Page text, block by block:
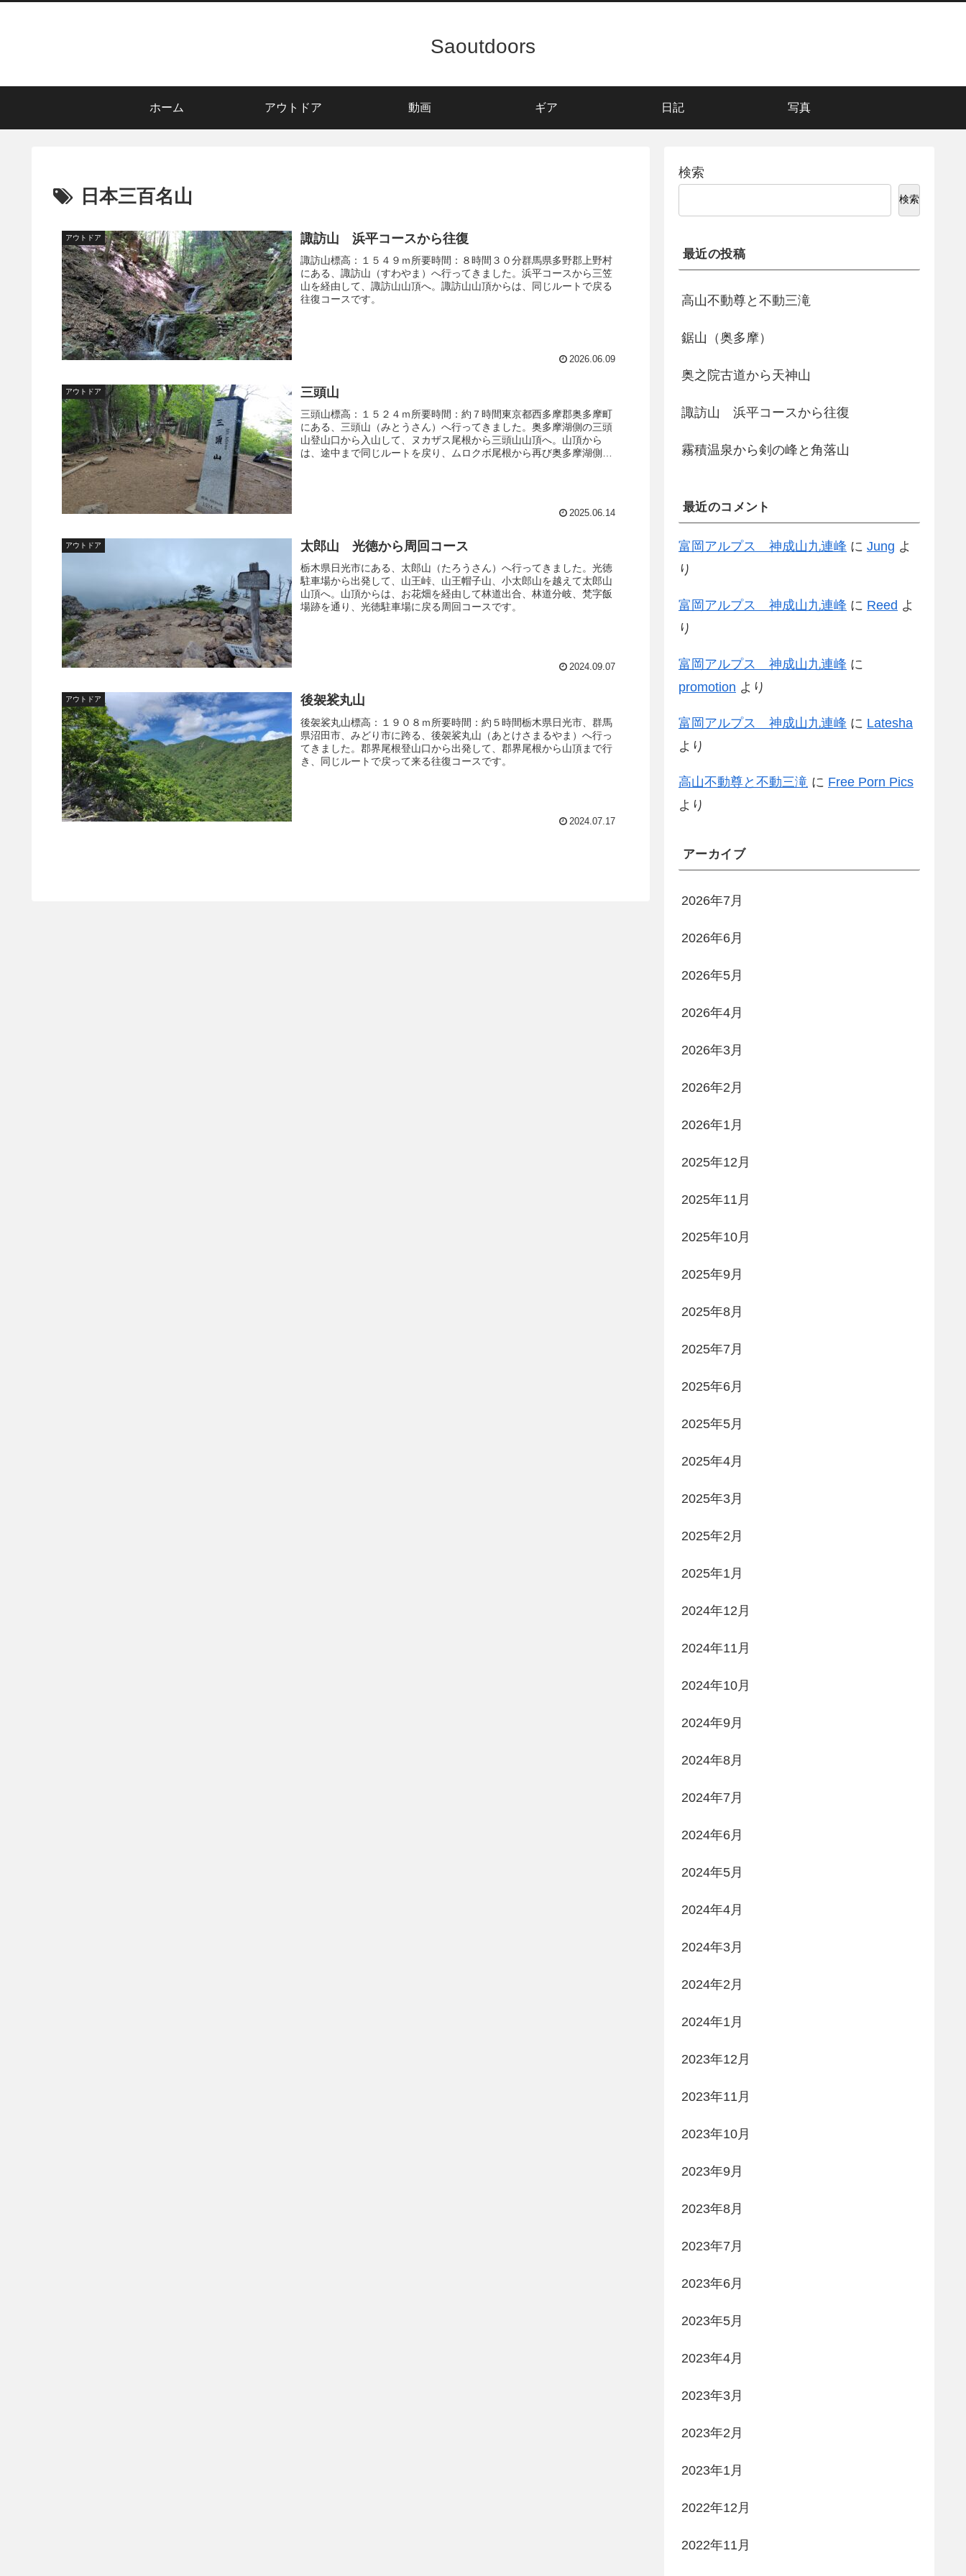
Saoutdoors
ホーム アウトドア 動画 ギア 日記 写真
日本三百名山
アウトドア 諏訪山 浜平コースから往復
諏訪山標高：１５４９ｍ所要時間：８時間３０分群馬県多野郡上野村
にある、諏訪山（すわやま）へ行ってきました。浜平コースから三笠
山を経由して、諏訪山山頂へ。諏訪山山頂からは、同じルートで戻る
往復コースです。
2026.06.09
アウトドア 三頭山
三頭山標高：１５２４ｍ所要時間：約７時間東京都西多摩郡奥多摩町
にある、三頭山（みとうさん）へ行ってきました。奥多摩湖側の三頭
山登山口から入山して、ヌカザス尾根から三頭山山頂へ。山頂から
は、途中まで同じルートを戻り、ムロクボ尾根から再び奥多摩湖側へ
2025.06.14
アウトドア 太郎山 光徳から周回コース
栃木県日光市にある、太郎山（たろうさん）へ行ってきました。光徳
駐車場から出発して、山王峠、山王帽子山、小太郎山を越えて太郎山
山頂へ。山頂からは、お花畑を経由して林道出合、林道分岐、梵字飯
場跡を通り、光徳駐車場に戻る周回コースです。
2024.09.07
アウトドア 後袈裟丸山
後袈裟丸山標高：１９０８ｍ所要時間：約５時間栃木県日光市、群馬
県沼田市、みどり市に跨る、後袈裟丸山（あとけさまるやま）へ行っ
てきました。郡界尾根登山口から出発して、郡界尾根から山頂まで行
き、同じルートで戻って来る往復コースです。
2024.07.17
検索
検索
最近の投稿
高山不動尊と不動三滝
鋸山（奥多摩）
奥之院古道から天神山
諏訪山 浜平コースから往復
霧積温泉から剣の峰と角落山
最近のコメント
富岡アルプス 神成山九連峰 に Jung よ
り
富岡アルプス 神成山九連峰 に Reed よ
り
富岡アルプス 神成山九連峰 に
promotion より
富岡アルプス 神成山九連峰 に Latesha
より
高山不動尊と不動三滝 に Free Porn Pics
より
アーカイブ
2026年7月
2026年6月
2026年5月
2026年4月
2026年3月
2026年2月
2026年1月
2025年12月
2025年11月
2025年10月
2025年9月
2025年8月
2025年7月
2025年6月
2025年5月
2025年4月
2025年3月
2025年2月
2025年1月
2024年12月
2024年11月
2024年10月
2024年9月
2024年8月
2024年7月
2024年6月
2024年5月
2024年4月
2024年3月
2024年2月
2024年1月
2023年12月
2023年11月
2023年10月
2023年9月
2023年8月
2023年7月
2023年6月
2023年5月
2023年4月
2023年3月
2023年2月
2023年1月
2022年12月
2022年11月